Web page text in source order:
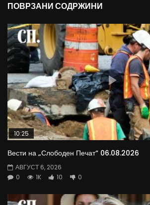
ПОВРЗАНИ СОДРЖИНИ
10:25
Вести на „Слободен Печат“ 06.08.2026
АВГУСТ 6, 2026
0
1K 10 0